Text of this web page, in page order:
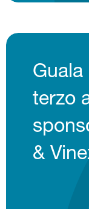
Guala
terzo
&